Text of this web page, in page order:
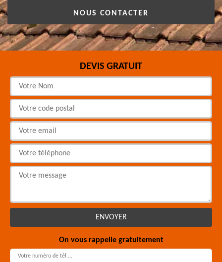
NOUS CONTACTER
DEVIS GRATUIT
On vous rappelle gratuitement